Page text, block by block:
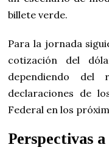
billete verde.
Para la jornada
cotización del
dependiendo
declaraciones de
Federal en los
Perspectivas